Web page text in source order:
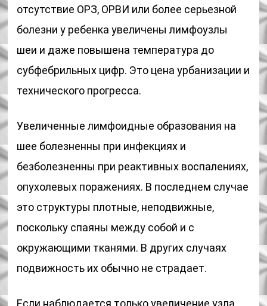
отсутствие ОРЗ, ОРВИ или более серьезной
болезни у ребенка увеличены лимфоузлы
шеи и даже повышена температура до
субфебрильных цифр. Это цена урбанизации и
технического прогресса.
Увеличенные лимфоидные образования на
шее болезненны при инфекциях и
безболезненны при реактивных воспалениях,
опухолевых поражениях. В последнем случае
это структуры плотные, неподвижные,
поскольку спаяны между собой и с
окружающими тканями. В других случаях
подвижность их обычно не страдает.
Если наблюдается только увеличение узла,